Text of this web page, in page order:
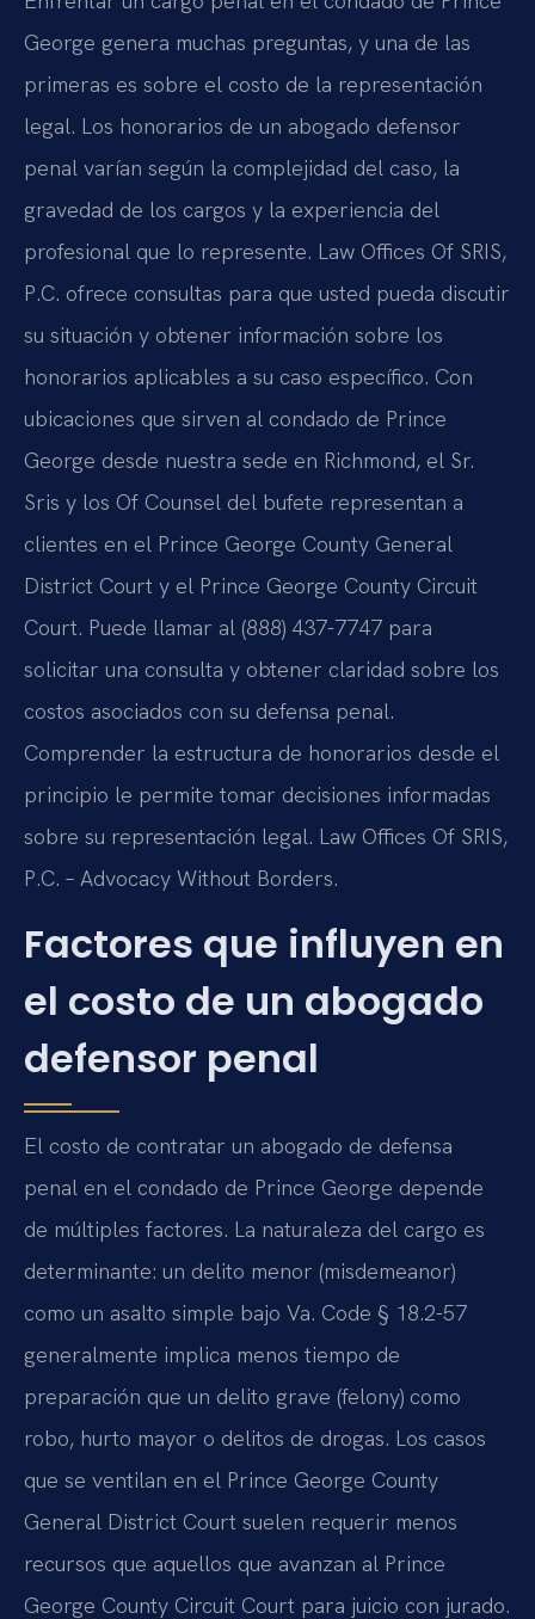
George genera muchas preguntas, y una de las
primeras es sobre el costo de la representación
legal. Los honorarios de un abogado defensor
penal varían según la complejidad del caso, la
gravedad de los cargos y la experiencia del
profesional que lo represente. Law Offices Of SRIS,
P.C. ofrece consultas para que usted pueda discutir
su situación y obtener información sobre los
honorarios aplicables a su caso específico. Con
ubicaciones que sirven al condado de Prince
George desde nuestra sede en Richmond, el Sr.
Sris y los Of Counsel del bufete representan a
clientes en el Prince George County General
District Court y el Prince George County Circuit
Court. Puede llamar al (888) 437-7747 para
solicitar una consulta y obtener claridad sobre los
costos asociados con su defensa penal.
Comprender la estructura de honorarios desde el
principio le permite tomar decisiones informadas
sobre su representación legal. Law Offices Of SRIS,
P.C. – Advocacy Without Borders.
Factores que influyen en
el costo de un abogado
defensor penal
El costo de contratar un abogado de defensa
penal en el condado de Prince George depende
de múltiples factores. La naturaleza del cargo es
determinante: un delito menor (misdemeanor)
como un asalto simple bajo Va. Code § 18.2-57
generalmente implica menos tiempo de
preparación que un delito grave (felony) como
robo, hurto mayor o delitos de drogas. Los casos
que se ventilan en el Prince George County
General District Court suelen requerir menos
recursos que aquellos que avanzan al Prince
George County Circuit Court para juicio con jurado.